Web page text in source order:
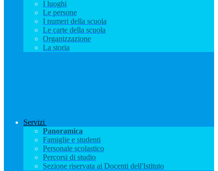
I luoghi
Le persone
I numeri della scuola
Le carte della scuola
Organizzazione
La storia
Servizi
Panoramica
Famiglie e studenti
Personale scolastico
Percorsi di studio
Sezione riservata ai Docenti dell'Istituto